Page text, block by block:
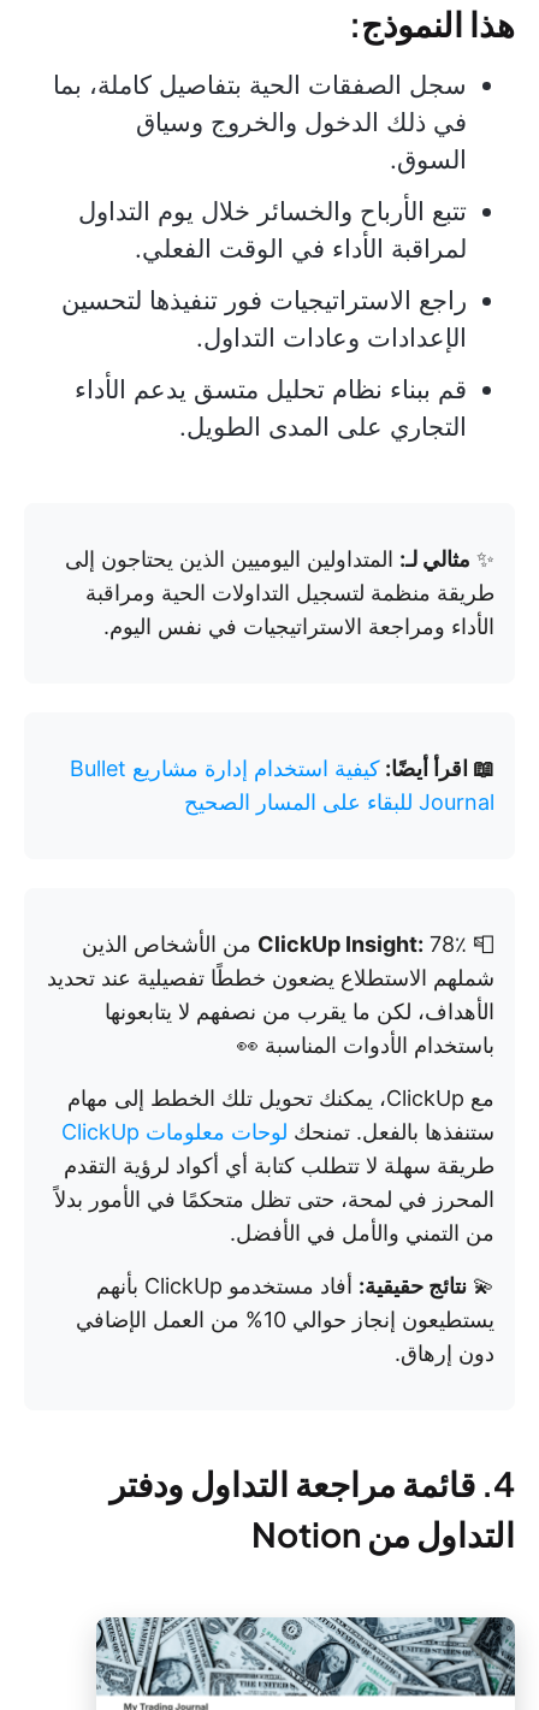
هذا النموذج:
سجل الصفقات الحية بتفاصيل كاملة، بما
في ذلك الدخول والخروج وسياق
السوق.
تتبع الأرباح والخسائر خلال يوم التداول
لمراقبة الأداء في الوقت الفعلي.
راجع الاستراتيجيات فور تنفيذها لتحسين
الإعدادات وعادات التداول.
قم ببناء نظام تحليل متسق يدعم الأداء
التجاري على المدى الطويل.
✨ مثالي لـ: المتداولين اليوميين الذين يحتاجون إلى
طريقة منظمة لتسجيل التداولات الحية ومراقبة
الأداء ومراجعة الاستراتيجيات في نفس اليوم.
📖 اقرأ أيضًا:
كيفية استخدام إدارة مشاريع Bullet
Journal للبقاء على المسار الصحيح
📮
ClickUp Insight: 78٪ من الأشخاص الذين
شملهم الاستطلاع يضعون خططًا تفصيلية عند تحديد
الأهداف، لكن ما يقرب من نصفهم لا يتابعونها
باستخدام الأدوات المناسبة 👀
مع ClickUp، يمكنك تحويل تلك الخطط إلى مهام
ستنفذها بالفعل. تمنحك لوحات معلومات ClickUp
طريقة سهلة لا تتطلب كتابة أي أكواد لرؤية التقدم
المحرز في لمحة، حتى تظل متحكمًا في الأمور بدلاً
من التمني والأمل في الأفضل.
💫 نتائج حقيقية:
أفاد مستخدمو ClickUp بأنهم
يستطيعون إنجاز حوالي 10% من العمل الإضافي
دون إرهاق.
4. قائمة مراجعة التداول ودفتر
التداول من Notion